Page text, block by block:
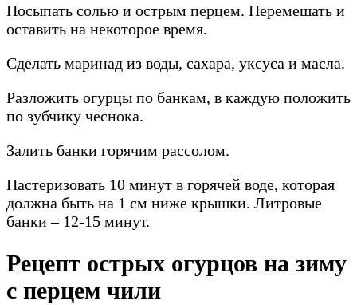
Посыпать солью и острым перцем. Перемешать и
оставить на некоторое время.
Сделать маринад из воды, сахара, уксуса и масла.
Разложить огурцы по банкам, в каждую положить
по зубчику чеснока.
Залить банки горячим рассолом.
Пастеризовать 10 минут в горячей воде, которая
должна быть на 1 см ниже крышки. Литровые
банки – 12-15 минут.
Рецепт острых огурцов на зиму
с перцем чили